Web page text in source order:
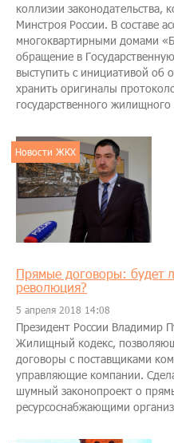
коллизии законодательства,
Минстроя России. В составе
многоквартирными домами
обращение в
выступить с инициативой
хранить оригиналы
государственного жилищного
Новости ЖКХ
Прямые договоры: будет
революция?
5 апреля 2018 14:08
Президент России Владимир
Жилищный кодекс,
договоры с поставщиками
управляющие компании.
шумный законопроект о
ресурсоснабжающими